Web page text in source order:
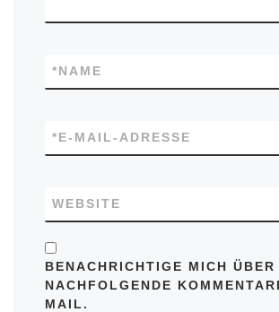
NAME
*
E-MAIL-ADRESSE
*
WEBSITE
BENACHRICHTIGE MICH ÜBER
NACHFOLGENDE
MAIL.